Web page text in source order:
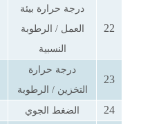
22
درجة حرارة بيئة
العمل / الرطوبة
النسبية
23
درجة حرارة
التخزين / الرطوبة
24
الضغط الجوي